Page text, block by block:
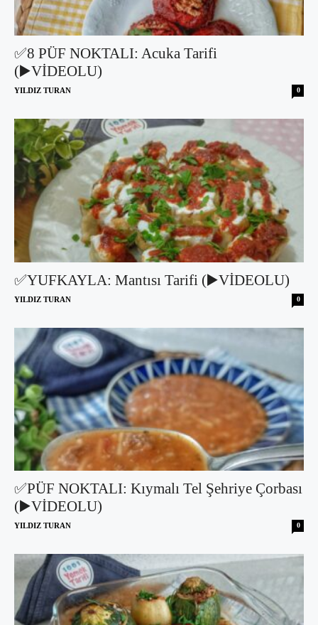
✅8 PÜF NOKTALI: Acuka Tarifi
(▶️VİDEOLU)
YILDIZ TURAN 0
✅YUFKAYLA: Mantısı Tarifi (▶️VİDEOLU)
YILDIZ TURAN 0
✅PÜF NOKTALI: Kıymalı Tel Şehriye Çorbası
(▶️VİDEOLU)
YILDIZ TURAN 0